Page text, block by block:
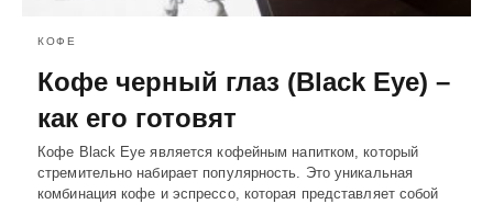
КОФЕ
Кофе черный глаз (Black Eye) –
как его готовят
Кофе Black Eye является кофейным напитком, который
стремительно набирает популярность. Это уникальная
комбинация кофе и эспрессо, которая представляет собой